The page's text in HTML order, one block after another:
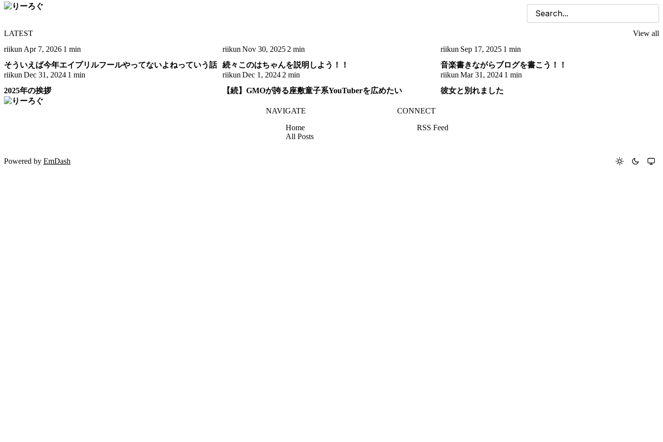
LATEST
View all
riikun Apr 7, 2026 1 min
そういえば今年エイプリルフールやってないよねっていう話
riikun Nov 30, 2025 2 min
続々このはちゃんを説明しよう！！
riikun Sep 17, 2025 1 min
音楽書きながらブログを書こう！！
riikun Dec 31, 2024 1 min
2025年の挨拶
riikun Dec 1, 2024 2 min
【続】GMOが誇る座敷童子系YouTuberを広めたい
riikun Mar 31, 2024 1 min
彼女と別れました
NAVIGATE
Home
All Posts
CONNECT
RSS Feed
Powered by EmDash